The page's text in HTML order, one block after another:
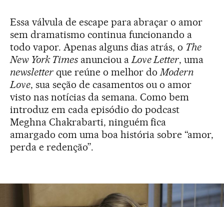
Essa válvula de escape para abraçar o amor
sem dramatismo continua funcionando a
todo vapor. Apenas alguns dias atrás, o The
New York Timesanunciou aLove Letter, uma
newsletterque reúne o melhor doModern
Love, sua seção de casamentos ou o amor
visto nas notícias da semana. Como bem
introduz em cada episódio do podcast
Meghna Chakrabarti, ninguém fica
amargado com uma boa história sobre “amor,
perda e redenção”.